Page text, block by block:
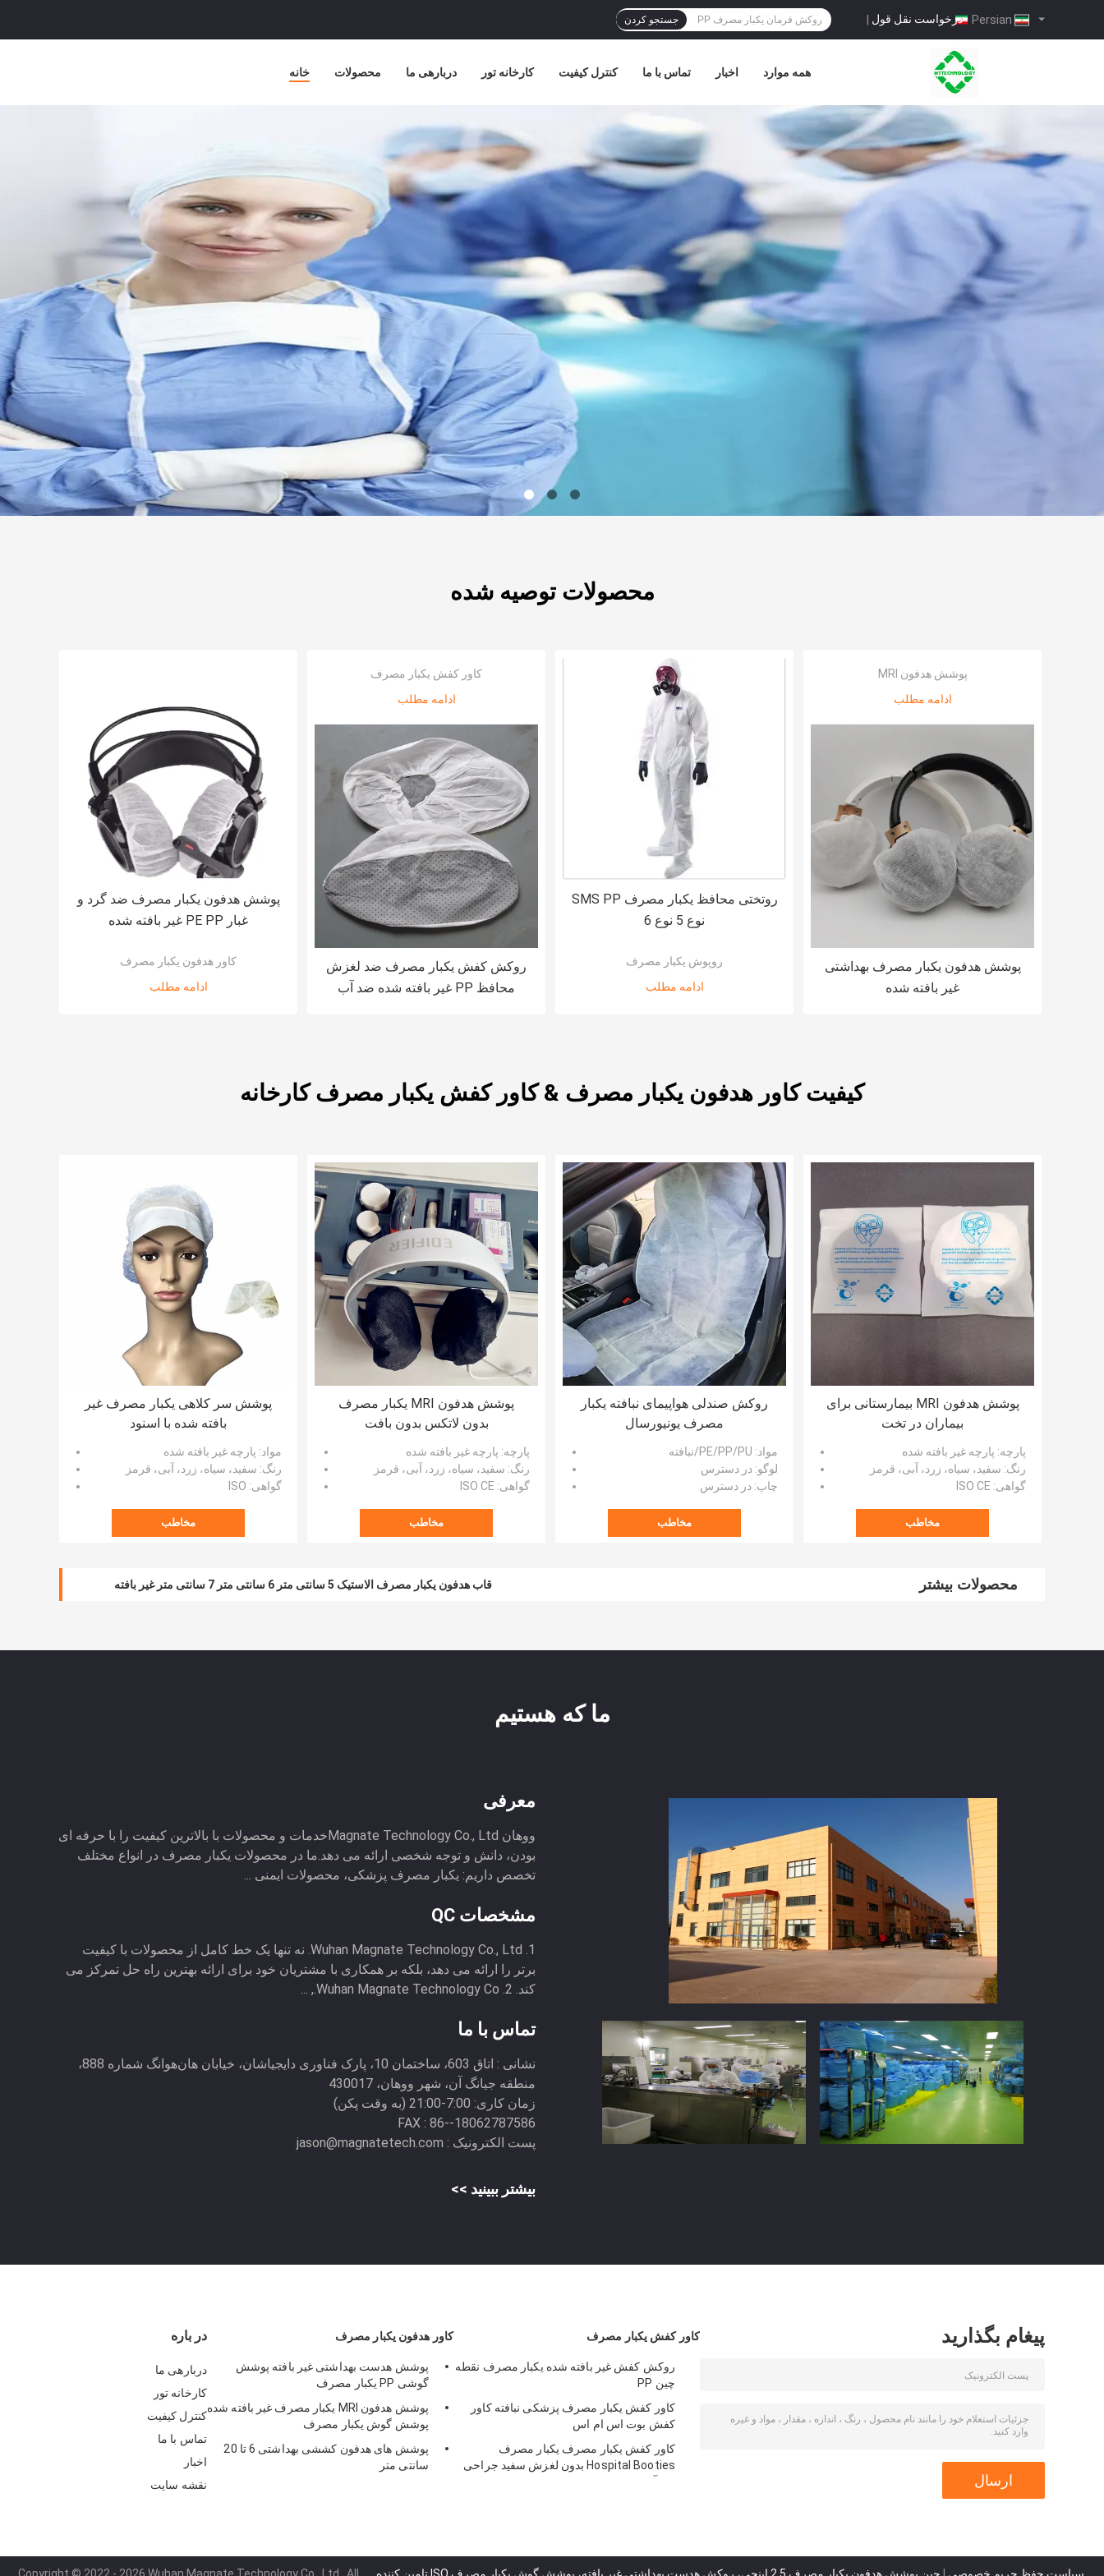
درخواست نقل قول | جستجو کردن
خانه محصولات دربارهی ما کارخانه تور کنترل کیفیت تماس با ما اخبار همه موارد
محصولات توصیه شده
پوشش هدفون یکبار مصرف ضد گرد و
غبار PE PP غیر بافته شده
کاور هدفون یکبار مصرف
ادامه مطلب
کاور کفش یکبار مصرف
ادامه مطلب
روکش کفش یکبار مصرف ضد لغزش
محافظ PP غیر بافته شده ضد آب
روتختی محافظ یکبار مصرف SMS PP
نوع 5 نوع 6
روپوش یکبار مصرف
ادامه مطلب
پوشش هدفون MRI
ادامه مطلب
پوشش هدفون یکبار مصرف بهداشتی
غیر بافته شده
کیفیت کاور هدفون یکبار مصرف & کاور کفش یکبار مصرف کارخانه
پوشش سر کلاهی یکبار مصرف غیر
بافته شده با اسنود
مواد: پارچه غیر بافته شده
رنگ: سفید، سیاه، زرد، آبی، قرمز
گواهی: ISO
مخاطب
پوشش هدفون MRI یکبار مصرف
بدون لاتکس بدون بافت
پارچه: پارچه غیر بافته شده
رنگ: سفید، سیاه، زرد، آبی، قرمز
گواهی: ISO CE
مخاطب
روکش صندلی هواپیمای نبافته یکبار
مصرف یونیورسال
مواد: PE/PP/PU/نبافته
لوگو: در دسترس
چاپ: در دسترس
مخاطب
پوشش هدفون MRI بیمارستانی برای
بیماران در تخت
پارچه: پارچه غیر بافته شده
رنگ: سفید، سیاه، زرد، آبی، قرمز
گواهی: ISO CE
مخاطب
محصولات بیشتر قاب هدفون یکبار مصرف الاستیک 5 سانتی متر 6 سانتی متر 7 سانتی متر غیر بافته
ما که هستیم
معرفی
ووهان Magnate Technology Co., Ltdخدمات و محصولات با بالاترین کیفیت را با حرفه ای
بودن، دانش و توجه شخصی ارائه می دهد.ما در محصولات یکبار مصرف در انواع مختلف
تخصص داریم: یکبار مصرف پزشکی، محصولات ایمنی ...
مشخصات QC
1. Wuhan Magnate Technology Co., Ltd. نه تنها یک خط کامل از محصولات با کیفیت
برتر را ارائه می دهد، بلکه بر همکاری با مشتریان خود برای ارائه بهترین راه حل تمرکز می
کند. 2. Wuhan Magnate Technology Co., ...
تماس با ما
نشانی :
اتاق 603، ساختمان 10، پارک فناوری دایجیاشان، خیابان هان‌هوانگ شماره 888،
منطقه جیانگ آن، شهر ووهان، 430017
زمان کاری:
FAX : 86--18062787586
پست الکترونیک : jason@magnatetech.com
بیشتر ببینید >>
در باره
دربارهی ما
کارخانه تور
کنترل کیفیت
تماس با ما
اخبار
نقشه سایت
کاور هدفون یکبار مصرف
پوشش هدست بهداشتی غیر بافته پوشش
گوشی PP یکبار مصرف
پوشش هدفون MRI یکبار مصرف غیر بافته شده
پوشش گوش یکبار مصرف
پوشش های هدفون کششی بهداشتی 6 تا 20
سانتی متر
کاور کفش یکبار مصرف
روکش کفش غیر بافته شده یکبار مصرف نقطه
چین PP
کاور کفش یکبار مصرف پزشکی نبافته کاور
کفش بوت اس ام اس
کاور کفش یکبار مصرف یکبار مصرف
Hospital Booties بدون لغزش سفید جراحی
پیغام بگذارید